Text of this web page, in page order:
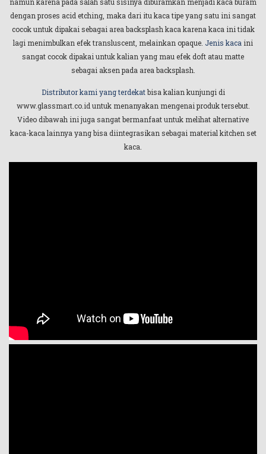
dengan proses acid etching, maka dari itu kaca tipe yang satu ini sangat
cocok untuk dipakai sebagai area backsplash kaca karena kaca ini tidak
lagi menimbulkan efek transluscent, melainkan opaque. Jenis kaca ini
sangat cocok dipakai untuk kalian yang mau efek doft atau matte
sebagai aksen pada area backsplash.
Distributor kami yang terdekatbisa kalian kunjungi di
www.glassmart.co.id untuk menanyakan mengenai produk tersebut.
Video dibawah ini juga sangat bermanfaat untuk melihat alternative
kaca-kaca lainnya yang bisa diintegrasikan sebagai material kitchen set
kaca.